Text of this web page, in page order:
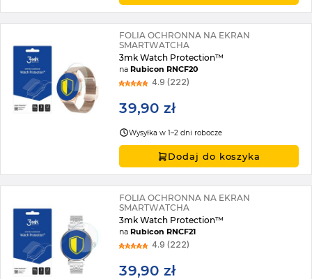
FOLIA OCHRONNA NA EKRAN
SMARTWATCHA
3mk Watch Protection™
naRubicon RNCF20
4.9 (222)
39,90 zł
Wysyłka w 1–2 dni robocze
Dodaj do koszyka
FOLIA OCHRONNA NA EKRAN
SMARTWATCHA
3mk Watch Protection™
naRubicon RNCF21
4.9 (222)
39,90 zł